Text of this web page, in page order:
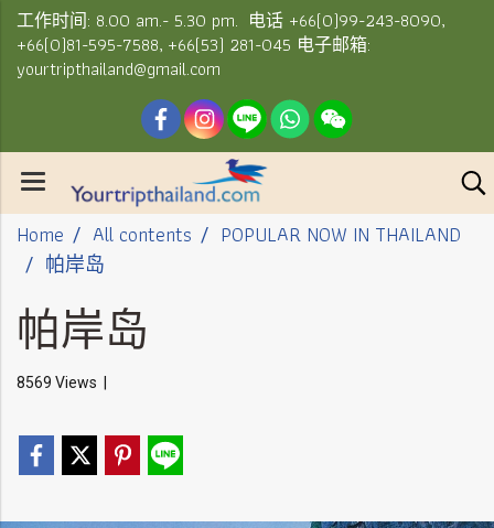
工作时间: 8.00 am.- 5.30 pm. 电话 +66(0)99-243-8090,
+66(0)81-595-7588, +66(53) 281-045 电子邮箱:
yourtripthailand@gmail.com
Home All contents
POPULAR NOW IN THAILAND
帕岸岛
帕岸岛
8569 Views